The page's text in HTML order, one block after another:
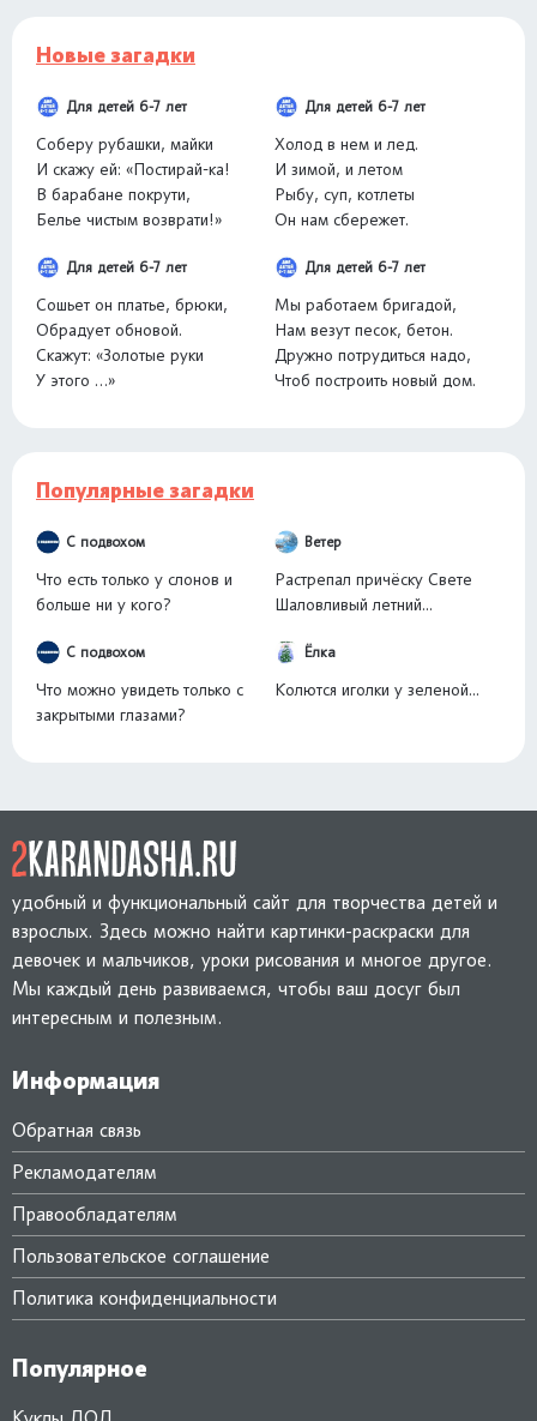
Новые загадки
Для детей 6-7 лет
Соберу рубашки, майки
И скажу ей: «Постирай-ка!
В барабане покрути,
Белье чистым возврати!»
Для детей 6-7 лет
Холод в нем и лед.
И зимой, и летом
Рыбу, суп, котлеты
Он нам сбережет.
Для детей 6-7 лет
Сошьет он платье, брюки,
Обрадует обновой.
Скажут: «Золотые руки
У этого …»
Для детей 6-7 лет
Мы работаем бригадой,
Нам везут песок, бетон.
Дружно потрудиться надо,
Чтоб построить новый дом.
Популярные загадки
С подвохом
Что есть только у слонов и
больше ни у кого?
Ветер
Растрепал причёску Свете
Шаловливый летний...
С подвохом
Что можно увидеть только с
закрытыми глазами?
Ёлка
Колются иголки у зеленой...
удобный и функциональный сайт для творчества детей и
взрослых. Здесь можно найти картинки-раскраски для
девочек и мальчиков, уроки рисования и многое другое.
Мы каждый день развиваемся, чтобы ваш досуг был
интересным и полезным.
Информация
Обратная связь
Рекламодателям
Правообладателям
Пользовательское соглашение
Политика конфиденциальности
Популярное